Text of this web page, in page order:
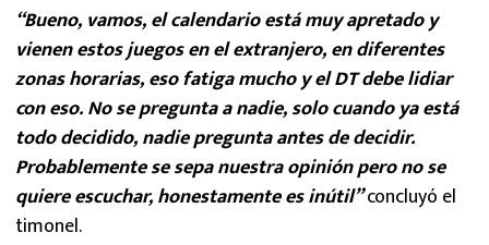
“Bueno, vamos, el calendario está muy apretado y
vienen estos juegos en el extranjero, en diferentes
zonas horarias, eso fatiga mucho y el DT debe lidiar
con eso. No se pregunta a nadie, solo cuando ya está
todo decidido, nadie pregunta antes de decidir.
Probablemente se sepa nuestra opinión pero no se
quiere escuchar, honestamente es inútil”concluyó el
timonel.